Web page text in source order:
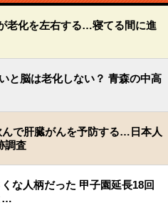
老化を左右する…寝てる間に進
と脳は老化しない？ 青森の中高
んで肝臓がんを予防する…日本人
調査
な人柄だった 甲子園延長18回
…